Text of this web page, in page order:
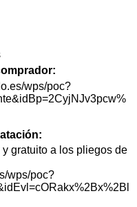
wps/poc?
gratuito a los pliegos de
wps/poc?